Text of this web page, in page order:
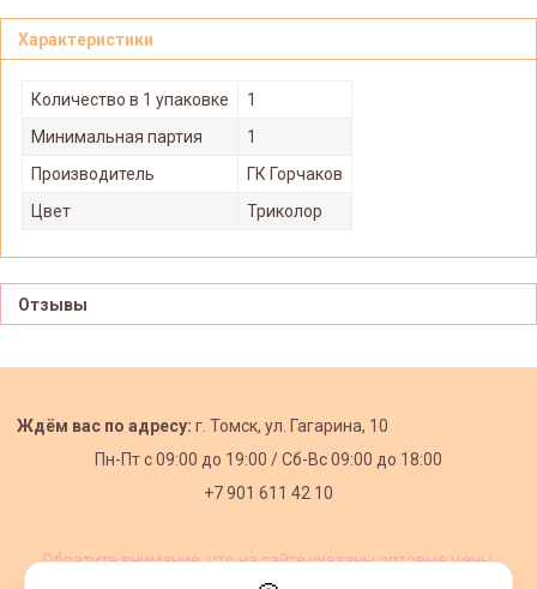
Характеристики
Количество в 1 упаковке
1
Минимальная партия
1
Производитель
ГК Горчаков
Цвет
Триколор
Отзывы
Ждём вас по адресу: г. Томск, ул. Гагарина, 10
Пн-Пт с09:00 до 19:00 /Сб-Вс 09:00 до 18:00
+7 901 611 42 10
Обратите внимание, что на сайте указаны оптовые цены,